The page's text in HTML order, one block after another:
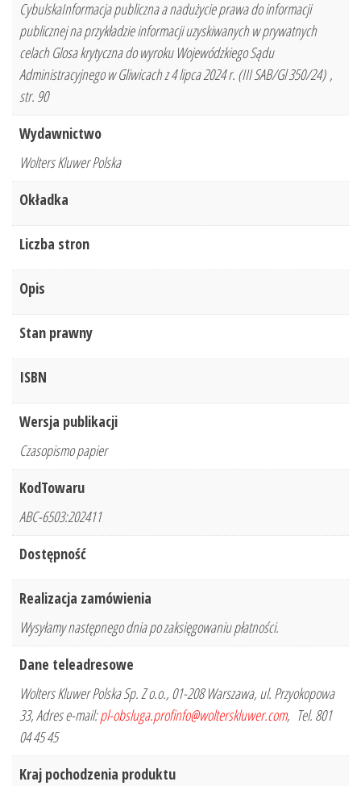
CybulskaInformacja publiczna a nadużycie prawa do informacji
publicznej na przykładzie informacji uzyskiwanych w prywatnych
celach Glosa krytyczna do wyroku Wojewódzkiego Sądu
Administracyjnego w Gliwicach z 4 lipca 2024 r. (III SAB/Gl 350/24) ,
str. 90
Wydawnictwo
Wolters Kluwer Polska
Okładka
Liczba stron
Opis
Stan prawny
ISBN
Wersja publikacji
Czasopismo papier
KodTowaru
ABC-6503:202411
Dostępność
Realizacja zamówienia
Wysyłamy następnego dnia po zaksięgowaniu płatności.
Dane teleadresowe
Wolters Kluwer Polska Sp. Z o.o., 01-208 Warszawa, ul. Przyokopowa
33, Adres e-mail:pl-obsluga.profinfo@wolterskluwer.com, Tel. 801
04 45 45
Kraj pochodzenia produktu